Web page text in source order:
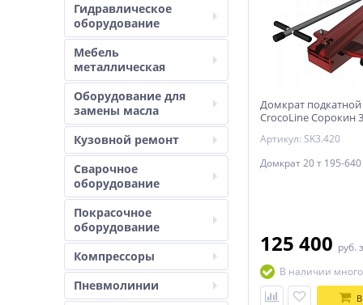
Гидравлическое
оборудование
Мебель
металлическая
Оборудование для
замены масла
Кузовной ремонт
Сварочное
оборудование
Покрасочное
оборудование
Компрессоры
Пневмолинии
Домкрат подкатной
CrocoLine Сорокин
Артикул: SK3.420
Домкрат 20 т 195-
125 400 руб.
В наличии много